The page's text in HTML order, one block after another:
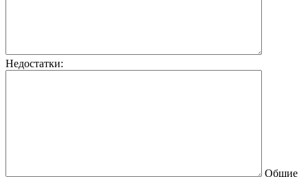
Недостатки:
Общие